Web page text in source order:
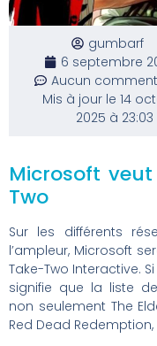
gumbarf
6 septembre
Aucun
Mis à jour le 14
2025 à 23:03
Microsoft
Two
Sur les différents
l’ampleur, Microsoft
Take-Two Interactive.
signifie que la liste
non seulement The
Red Dead